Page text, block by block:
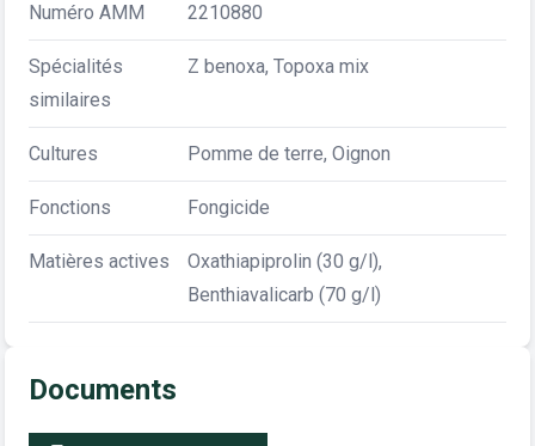
Numéro AMM 2210880
Spécialités
similaires
Z benoxa, Topoxa mix
Cultures Pomme de terre, Oignon
Fonctions Fongicide
Matières actives
Oxathiapiprolin (30 g/l),
Benthiavalicarb (70 g/l)
Documents